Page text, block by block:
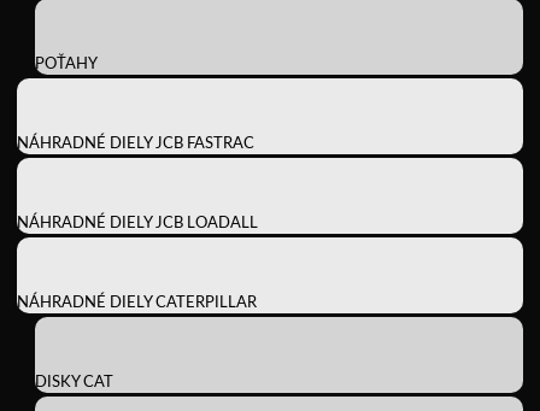
POŤAHY
NÁHRADNÉ DIELY JCB FASTRAC
NÁHRADNÉ DIELY JCB LOADALL
NÁHRADNÉ DIELY CATERPILLAR
DISKY CAT